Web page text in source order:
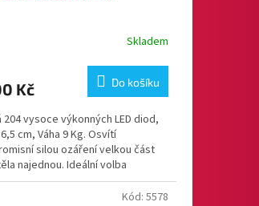
R
M
A
Skladem
Kč Do košíku
204 vysoce výkonných LED diod,
cm, Váha 9 Kg. Osvítí
silou ozáření velkou část
najednou. Ideální volba
uživatele...
Kód: 5578